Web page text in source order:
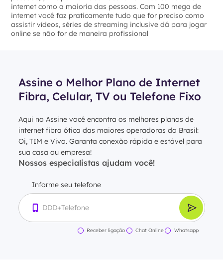
internet como a maioria das pessoas. Com 100 mega de
internet você faz praticamente tudo que for preciso como
assistir vídeos, séries de streaming inclusive dá para jogar
online se não for de maneira profissional
Assine o Melhor Plano de Internet
Fibra, Celular, TV ou Telefone Fixo
Aqui no Assine você encontra os melhores planos de
internet fibra ótica das maiores operadoras do Brasil:
Oi, TIM e Vivo. Garanta conexão rápida e estável para
sua casa ou empresa!
Nossos especialistas ajudam você!
Informe seu telefone
Receber ligação Chat Online Whatsapp